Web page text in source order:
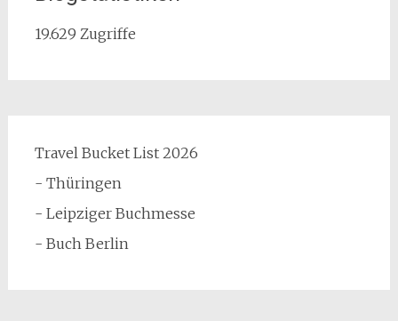
19.629 Zugriffe
Travel Bucket List 2026
- Thüringen
- Leipziger Buchmesse
- Buch Berlin